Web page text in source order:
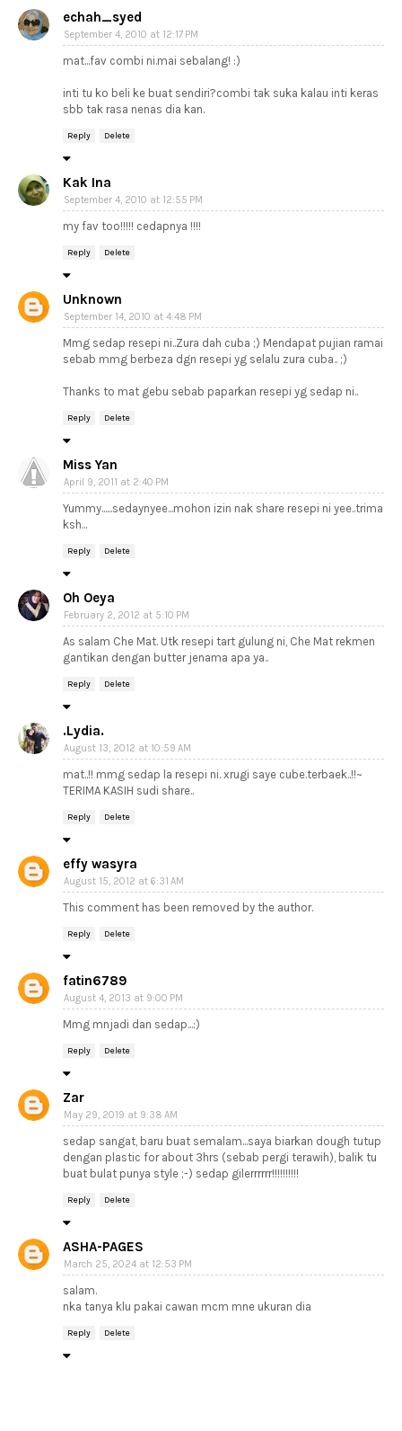
echah_syed
September 4, 2010 at 12:17 PM
mat...fav combi ni.mai sebalang! :)
inti tu ko beli ke buat sendiri?combi tak suka kalau inti keras
sbb tak rasa nenas dia kan.
Reply Delete
Kak Ina
September 4, 2010 at 12:55 PM
my fav too!!!!! cedapnya !!!!
Reply Delete
Unknown
September 14, 2010 at 4:48 PM
Mmg sedap resepi ni..Zura dah cuba ;) Mendapat pujian ramai
sebab mmg berbeza dgn resepi yg selalu zura cuba.. ;)
Thanks to mat gebu sebab paparkan resepi yg sedap ni..
Reply Delete
Miss Yan
April 9, 2011 at 2:40 PM
Yummy......sedaynyee...mohon izin nak share resepi ni yee..trima
ksh...
Reply Delete
Oh Oeya
February 2, 2012 at 5:10 PM
As salam Che Mat. Utk resepi tart gulung ni, Che Mat rekmen
gantikan dengan butter jenama apa ya..
Reply Delete
.Lydia.
August 13, 2012 at 10:59 AM
mat..!! mmg sedap la resepi ni. xrugi saye cube.terbaek..!!~
TERIMA KASIH sudi share..
Reply Delete
effy wasyra
August 15, 2012 at 6:31 AM
This comment has been removed by the author.
Reply Delete
fatin6789
August 4, 2013 at 9:00 PM
Mmg mnjadi dan sedap...:)
Reply Delete
Zar
May 29, 2019 at 9:38 AM
sedap sangat, baru buat semalam...saya biarkan dough tutup
dengan plastic for about 3hrs (sebab pergi terawih), balik tu
buat bulat punya style ;-) sedap gilerrrrrr!!!!!!!!!!
Reply Delete
ASHA-PAGES
March 25, 2024 at 12:53 PM
salam.
nka tanya klu pakai cawan mcm mne ukuran dia
Reply Delete